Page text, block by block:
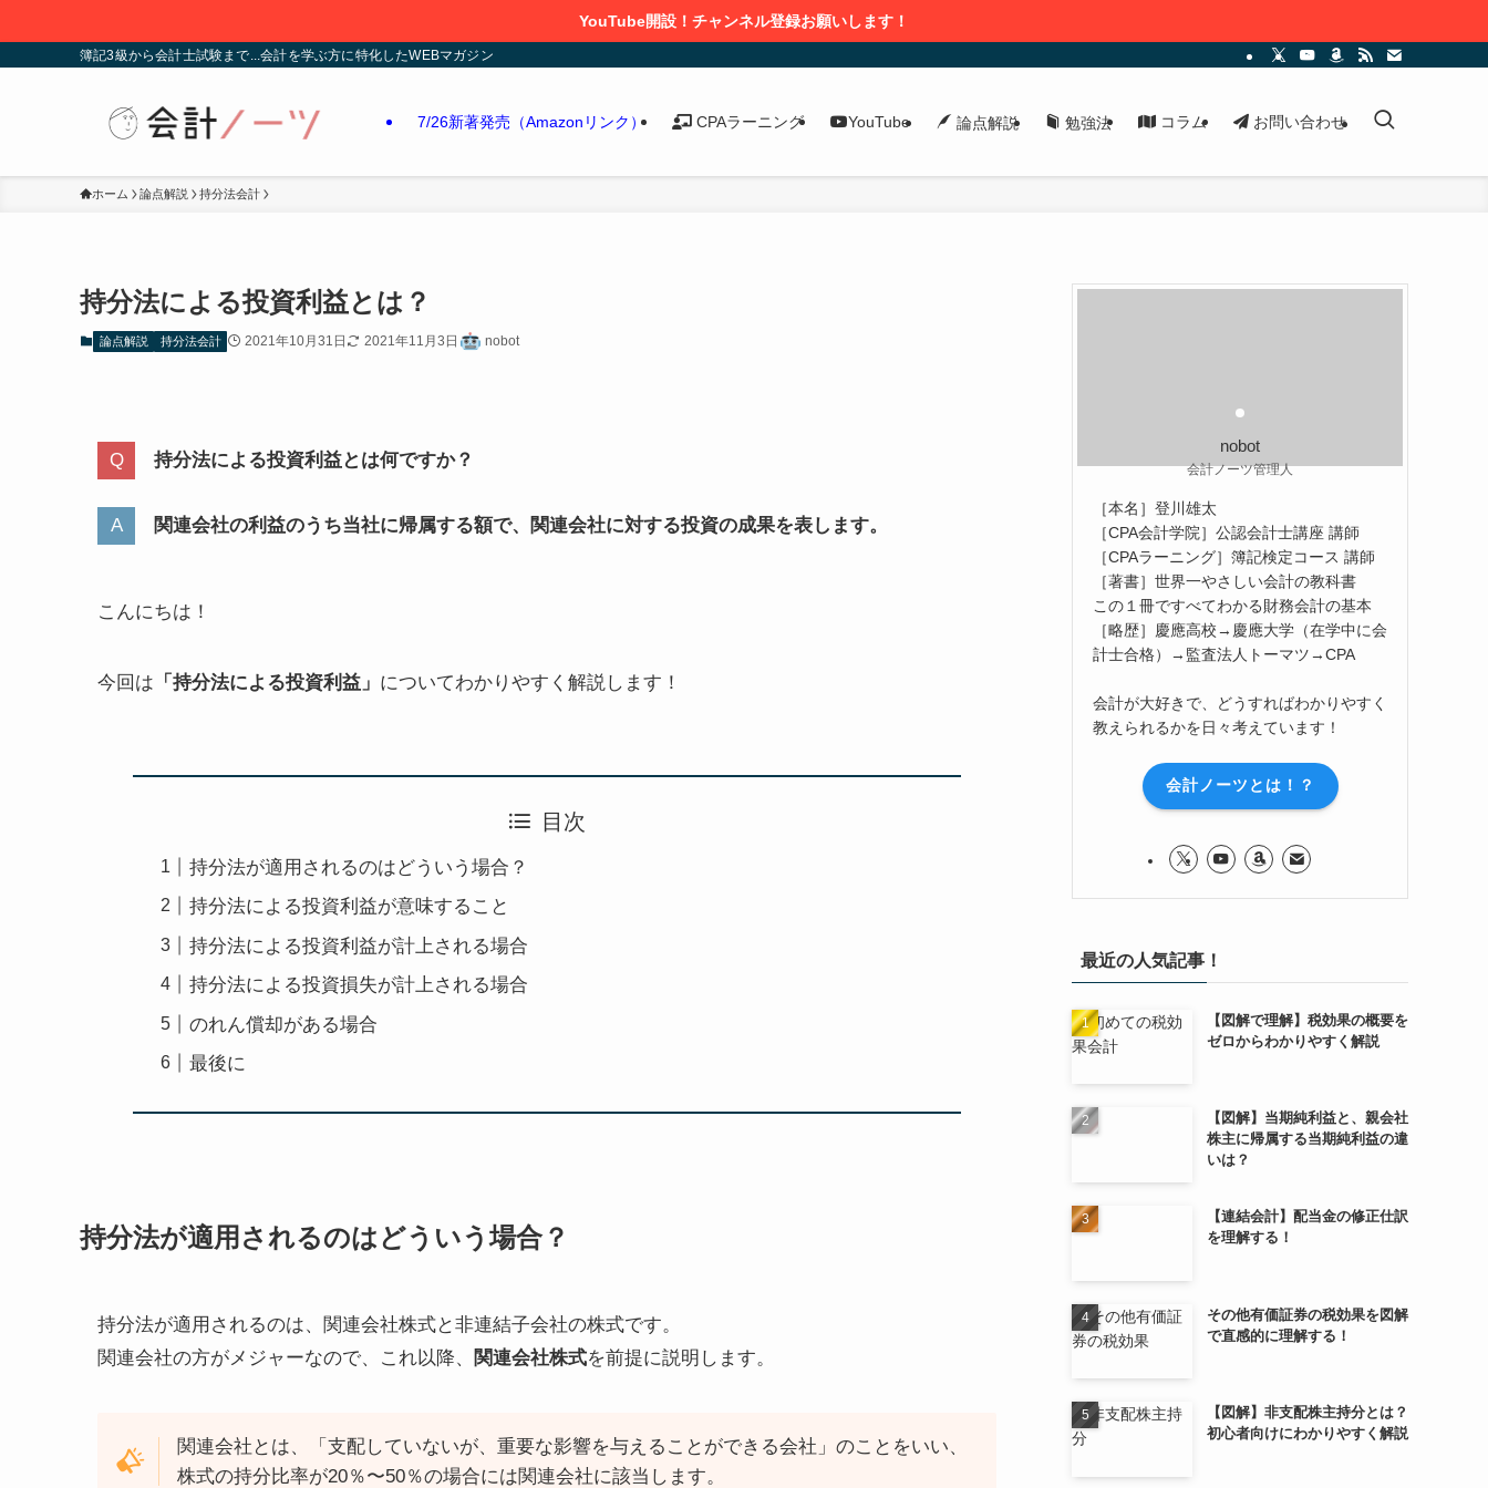
YouTube開設！チャンネル登録お願いします！
簿記3級から会計士試験まで...会計を学ぶ方に特化したWEBマガジン
7/26新著発売（Amazonリンク） CPAラーニング YouTube 論点解説 勉強法 コラム お問い合わせ
ホーム 論点解説 持分法会計
持分法による投資利益とは？
論点解説 持分法会計 2021年10月31日 2021年11月3日 nobot
持分法による投資利益とは何ですか？
関連会社の利益のうち当社に帰属する額で、関連会社に対する投資の成果を表します。
こんにちは！
今回は 「持分法による投資利益」 についてわかりやすく解説します！
目次
持分法が適用されるのはどういう場合？
持分法による投資利益が意味すること
持分法による投資利益が計上される場合
持分法による投資損失が計上される場合
のれん償却がある場合
最後に
持分法が適用されるのはどういう場合？
持分法が適用されるのは、関連会社株式と非連結子会社の株式です。
関連会社の方がメジャーなので、これ以降、
関連会社株式を前提に説明します。
関連会社とは、「支配していないが、重要な影響を与えることができる会社」のことをいい、
株式の持分比率が20％〜50％の場合には関連会社に該当します。
nobot
会計ノーツ管理人
［本名］登川雄太
［CPA会計学院］公認会計士講座 講師
［CPAラーニング］簿記検定コース 講師
［著書］世界一やさしい会計の教科書
この１冊ですべてわかる財務会計の基本
［略歴］慶應高校→慶應大学（在学中に会
計士合格）→監査法人トーマツ→CPA
会計が大好きで、どうすればわかりやすく
教えられるかを日々考えています！
会計ノーツとは！？
最近の人気記事！
【図解で理解】税効果の概要を
ゼロからわかりやすく解説
【図解】当期純利益と、親会社
株主に帰属する当期純利益の違
いは？
【連結会計】配当金の修正仕訳
を理解する！
その他有価証券の税効果を図解
で直感的に理解する！
【図解】非支配株主持分とは？
初心者向けにわかりやすく解説